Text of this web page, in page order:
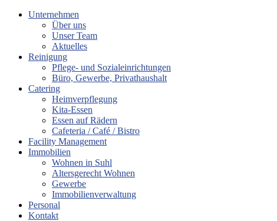
Unternehmen
Über uns
Unser Team
Aktuelles
Reinigung
Pflege- und Sozialeinrichtungen
Büro, Gewerbe, Privathaushalt
Catering
Heimverpflegung
Kita-Essen
Essen auf Rädern
Cafeteria / Café / Bistro
Facility Management
Immobilien
Wohnen in Suhl
Altersgerecht Wohnen
Gewerbe
Immobilienverwaltung
Personal
Kontakt